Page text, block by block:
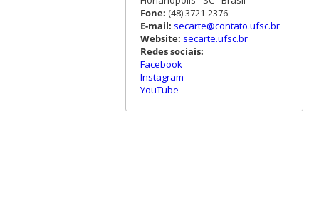
Fone: (48) 3721-2376
E-mail: secarte@contato.ufsc.br
Website: secarte.ufsc.br
Redes sociais:
Facebook
Instagram
YouTube